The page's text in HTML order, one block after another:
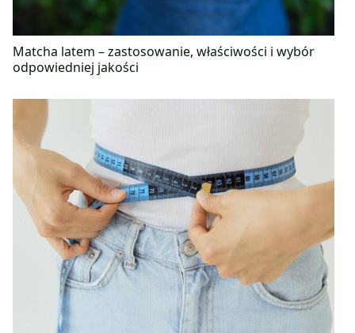
Matcha latem – zastosowanie, właściwości i wybór
odpowiedniej jakości